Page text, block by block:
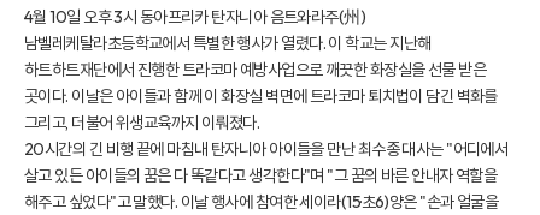
4월 10일 오후 3시 동아프리카 탄자니아 음트와라주(州)
남벨레케탈라초등학교에서 특별한 행사가 열렸다. 이 학교는 지난해
하트하트재단에서 진행한 트라코마 예방사업으로 깨끗한 화장실을 선물 받은
곳이다. 이날은 아이들과 함께 이 화장실 벽면에 트라코마 퇴치법이 담긴 벽화를
그리고, 더불어 위생교육까지 이뤄졌다.
20시간의 긴 비행 끝에 마침내 탄자니아 아이들을 만난 최수종 대사는 "어디에서
살고 있든 아이들의 꿈은 다 똑같다고 생각한다"며 "그 꿈의 바른 안내자 역할을
해주고 싶었다"고 말했다. 이날 행사에 참여한 세이라(15·초6)양은 "손과 얼굴을